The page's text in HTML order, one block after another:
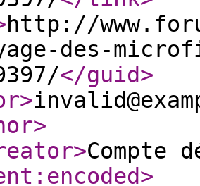
http://
des-
</guid>
>
>
>Compte
>